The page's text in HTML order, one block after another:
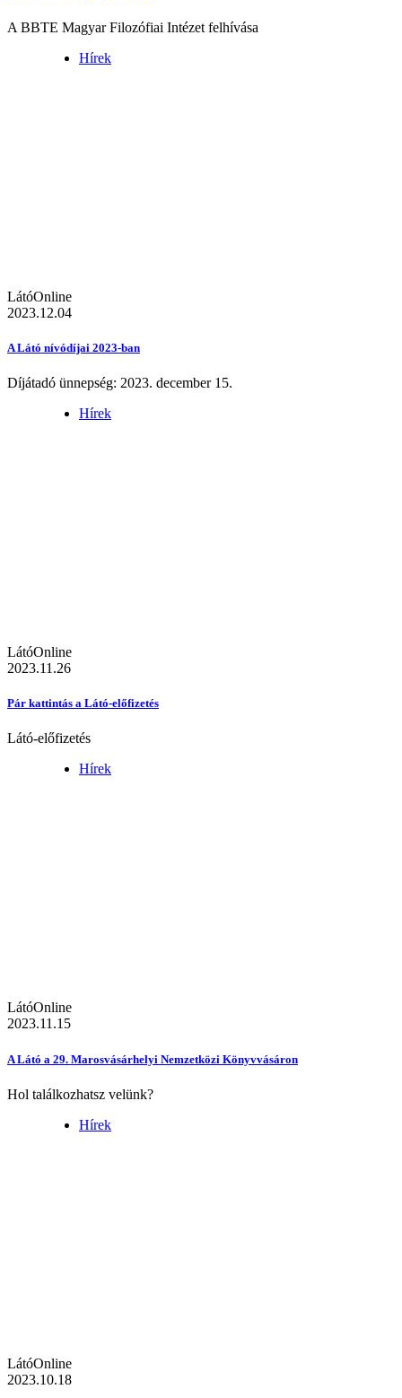
A BBTE Magyar Filozófiai Intézet felhívása
Hírek
LátóOnline
2023.12.04
A Látó nívódíjai 2023-ban
Díjátadó ünnepség: 2023. december 15.
Hírek
LátóOnline
2023.11.26
Pár kattintás a Látó-előfizetés
Látó-előfizetés
Hírek
LátóOnline
2023.11.15
A Látó a 29. Marosvásárhelyi Nemzetközi Könyvvásáron
Hol találkozhatsz velünk?
Hírek
LátóOnline
2023.10.18